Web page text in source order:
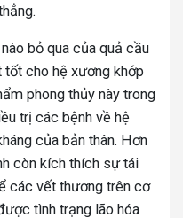
bỏ qua của quả cầu
tốt cho hệ xương khớp
phong thủy này trong
trị các bệnh về hệ
của bản thân. Hơn
còn kích thích sự tái
các vết thương trên cơ
tình trạng lão hóa